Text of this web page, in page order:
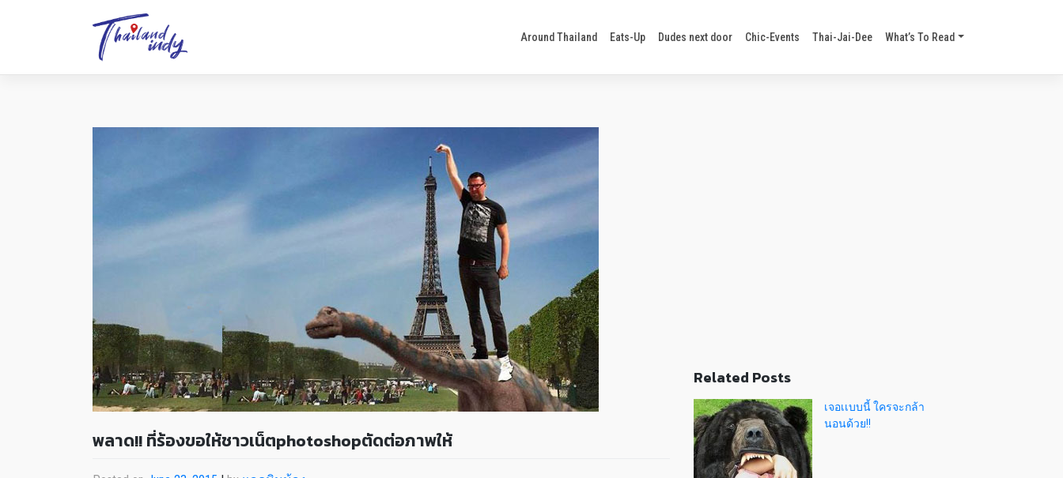
Around Thailand Eats-Up Dudes next door Chic-Events Thai-Jai-Dee What’s To Read
พลาด!! ที่ร้องขอให้ชาวเน็ตphotoshopตัดต่อภาพให้
Related Posts
เจอเเบบนี้ ใครจะกล้า
นอนด้วย!!